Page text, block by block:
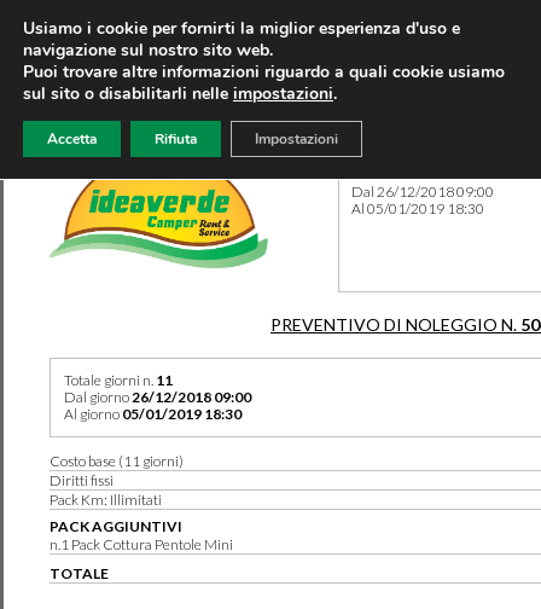
Dal 26/12/2018 09:00
Al 05/01/2019 18:30
PREVENTIVO DI NOLEGGIO N.
Totale giorni n. 11
Dal giorno26/12/2018 09:00
Al giorno 05/01/2019 18:30
Costo base (11 giorni)
Diritti fissi
Pack Km: Illimitati
PACK AGGIUNTIVI
n.1 Pack Cottura Pentole Mini
TOTALE
Usiamo i cookie per fornirti la miglior esperienza d'uso e
navigazione sul nostro sito web.
Puoi trovare altre informazioni riguardo a quali cookie usiamo
sul sito o disabilitarli nelle impostazioni.
Accetta Rifiuta Impostazioni